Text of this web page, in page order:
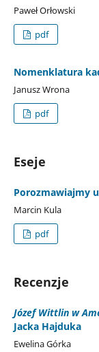
Paweł Orłowski
pdf
Nomenklatura
Janusz Wrona
pdf
Eseje
Porozmawiajmy
Marcin Kula
pdf
Recenzje
Józef Wittlin w
Jacka Hajduka
Ewelina Górka